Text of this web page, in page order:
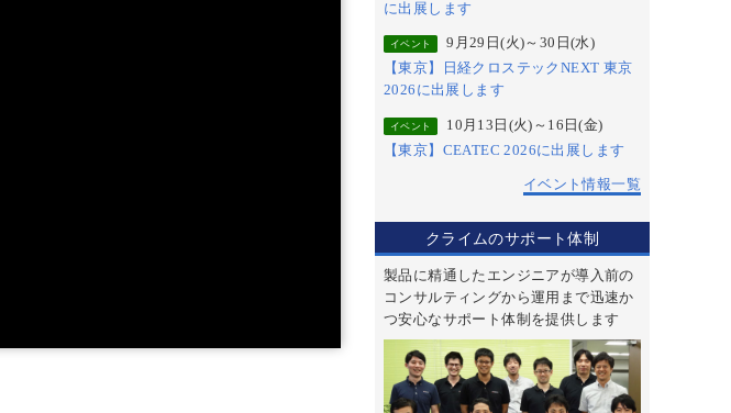
に出展します
イベント
9月29日(火)～30日(水)
【東京】日経クロステックNEXT 東京
2026に出展します
イベント
10月13日(火)～16日(金)
【東京】CEATEC 2026に出展します
イベント情報一覧
クライムのサポート体制
製品に精通したエンジニアが導入前の
コンサルティングから運用まで迅速か
つ安心なサポート体制を提供します